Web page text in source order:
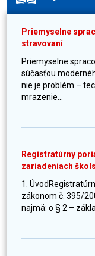
Priemyselne
stravovaní
Priemyselne
súčasťou
nie je problém –
mrazenie...
Registratúrny
zariadeniach
1.
zákonom č. 395/
najmä: o § 2 –